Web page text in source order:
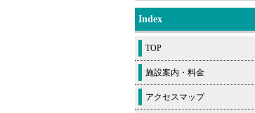
Index
TOP
施設案内・料金
アクセスマップ